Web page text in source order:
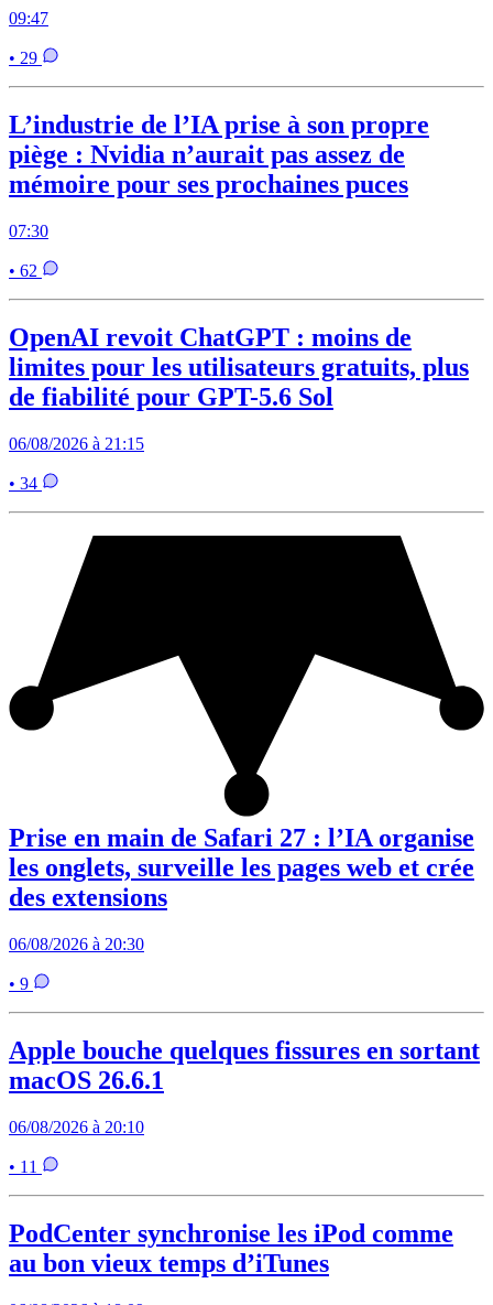
09:47
• 29
L’industrie de l’IA prise à son propre
piège : Nvidia n’aurait pas assez de
mémoire pour ses prochaines puces
07:30
• 62
OpenAI revoit ChatGPT : moins de
limites pour les utilisateurs gratuits, plus
de fiabilité pour GPT-5.6 Sol
06/08/2026 à 21:15
• 34
Prise en main de Safari 27 : l’IA organise
les onglets, surveille les pages web et crée
des extensions
06/08/2026 à 20:30
• 9
Apple bouche quelques fissures en sortant
macOS 26.6.1
06/08/2026 à 20:10
• 11
PodCenter synchronise les iPod comme
au bon vieux temps d’iTunes